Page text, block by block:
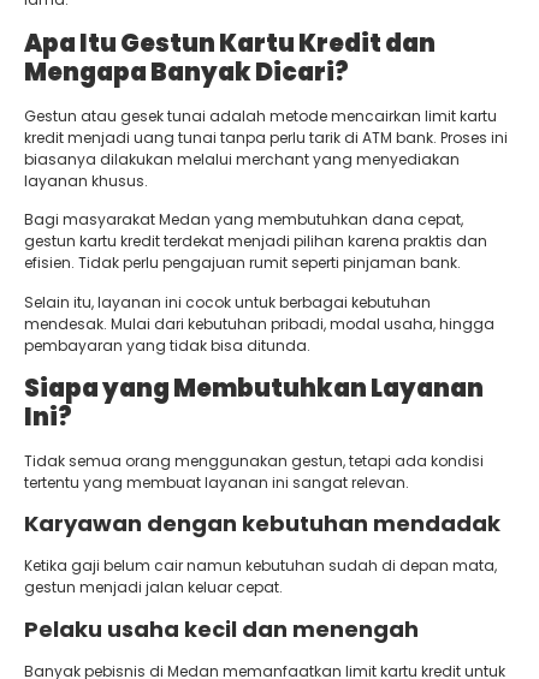
Apa Itu Gestun Kartu Kredit dan
Mengapa Banyak Dicari?
Gestun atau gesek tunai adalah metode mencairkan limit kartu
kredit menjadi uang tunai tanpa perlu tarik di ATM bank. Proses ini
biasanya dilakukan melalui merchant yang menyediakan
layanan khusus.
Bagi masyarakat Medan yang membutuhkan dana cepat,
gestun kartu kredit terdekat menjadi pilihan karena praktis dan
efisien. Tidak perlu pengajuan rumit seperti pinjaman bank.
Selain itu, layanan ini cocok untuk berbagai kebutuhan
mendesak. Mulai dari kebutuhan pribadi, modal usaha, hingga
pembayaran yang tidak bisa ditunda.
Siapa yang Membutuhkan Layanan
Ini?
Tidak semua orang menggunakan gestun, tetapi ada kondisi
tertentu yang membuat layanan ini sangat relevan.
Karyawan dengan kebutuhan mendadak
Ketika gaji belum cair namun kebutuhan sudah di depan mata,
gestun menjadi jalan keluar cepat.
Pelaku usaha kecil dan menengah
Banyak pebisnis di Medan memanfaatkan limit kartu kredit untuk